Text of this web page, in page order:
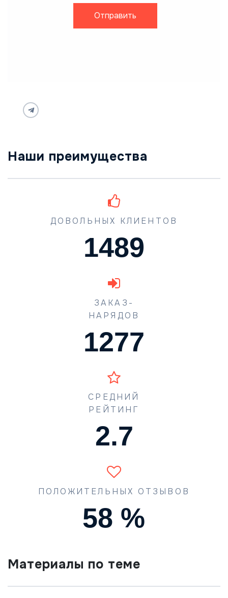
Отправить
Наши преимущества
ДОВОЛЬНЫХ КЛИЕНТОВ
1489
ЗАКАЗ-
НАРЯДОВ
1773
СРЕДНИЙ
РЕЙТИНГ
4.0
ПОЛОЖИТЕЛЬНЫХ ОТЗЫВОВ
87 %
Материалы по теме